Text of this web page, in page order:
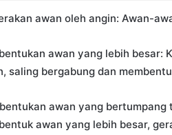
awan oleh angin: Awan-
awan yang lebih
saling bergabung dan
awan yang
awan yang lebih besar,